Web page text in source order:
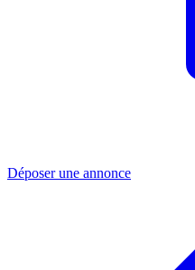
Déposer une annonce